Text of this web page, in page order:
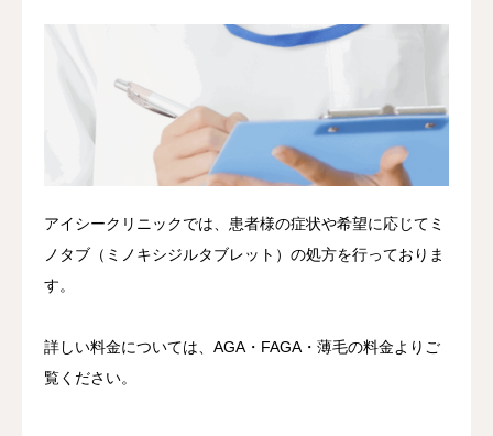
アイシークリニックでは、患者様の症状や希望に応じてミ
ノタブ（ミノキシジルタブレット）の処方を行っておりま
す。
詳しい料金については、AGA・FAGA・薄毛の料金よりご
覧ください。